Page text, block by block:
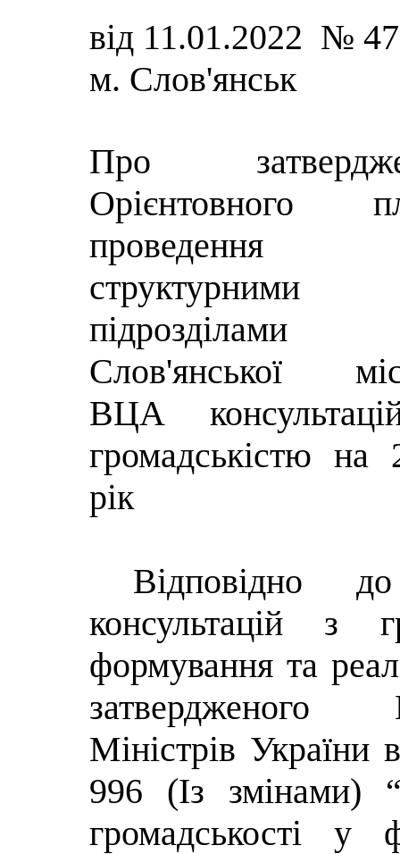
від 11.01.2022 № 47
м. Слов'янськ
Про
Орієнтовного
проведення
структурними
підрозділами
Слов'янської
ВЦА
громадськістю на
рік
Відповідно
консультацій з
формування та
затвердженого
Міністрів
996 (Із змінами)
громадськості у